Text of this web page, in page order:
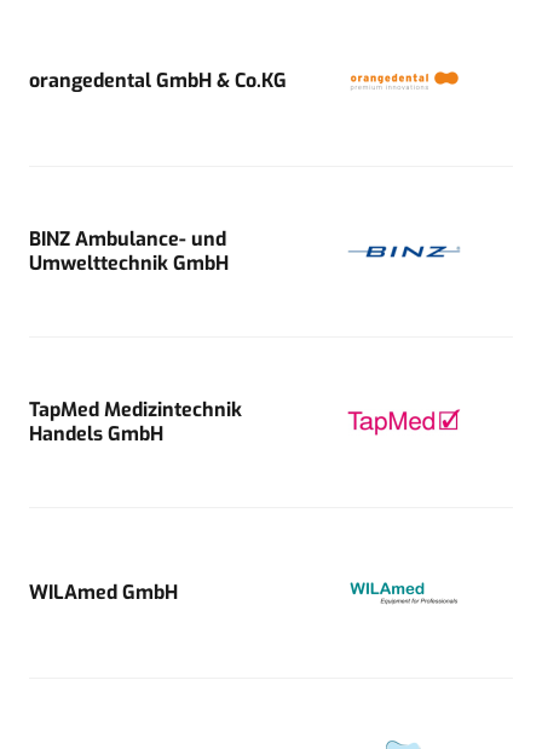
orangedental GmbH & Co.KG
BINZ Ambulance- und
Umwelttechnik GmbH
TapMed Medizintechnik
Handels GmbH
WILAmed GmbH